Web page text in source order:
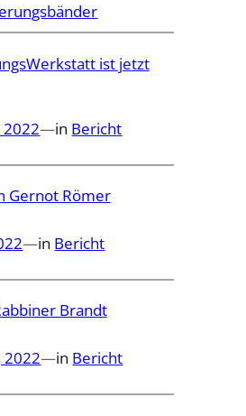
ist jetzt
2022—in Bericht
Gernot Römer
—in Bericht
Brandt
2022—in Bericht